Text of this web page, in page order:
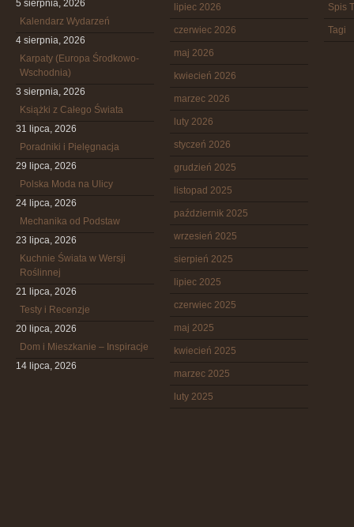
5 sierpnia, 2026
Kalendarz Wydarzeń
4 sierpnia, 2026
Karpaty (Europa Środkowo-
Wschodnia)
3 sierpnia, 2026
Książki z Całego Świata
31 lipca, 2026
Poradniki i Pielęgnacja
29 lipca, 2026
Polska Moda na Ulicy
24 lipca, 2026
Mechanika od Podstaw
23 lipca, 2026
Kuchnie Świata w Wersji
Roślinnej
21 lipca, 2026
Testy i Recenzje
20 lipca, 2026
Dom i Mieszkanie – Inspiracje
14 lipca, 2026
lipiec 2026
czerwiec 2026
maj 2026
kwiecień 2026
marzec 2026
luty 2026
styczeń 2026
grudzień 2025
listopad 2025
październik 2025
wrzesień 2025
sierpień 2025
lipiec 2025
czerwiec 2025
maj 2025
kwiecień 2025
marzec 2025
luty 2025
Spis
Tagi